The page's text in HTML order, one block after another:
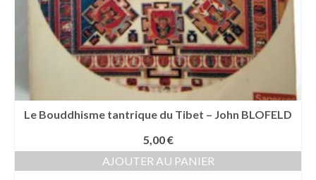
Le Bouddhisme tantrique du Tibet – John BLOFELD
5,00€
AJOUTER AU PANIER